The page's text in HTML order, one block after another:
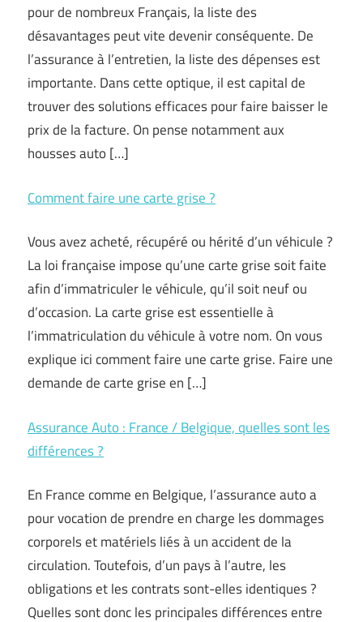
pour de nombreux Français, la liste des
désavantages peut vite devenir conséquente. De
l’assurance à l’entretien, la liste des dépenses est
importante. Dans cette optique, il est capital de
trouver des solutions efficaces pour faire baisser le
prix de la facture. On pense notamment aux
housses auto […]
Comment faire une carte grise ?
Vous avez acheté, récupéré ou hérité d’un véhicule ?
La loi française impose qu’une carte grise soit faite
afin d’immatriculer le véhicule, qu’il soit neuf ou
d’occasion. La carte grise est essentielle à
l’immatriculation du véhicule à votre nom. On vous
explique ici comment faire une carte grise. Faire une
demande de carte grise en […]
Assurance Auto : France / Belgique, quelles sont les
différences ?
En France comme en Belgique, l’assurance auto a
pour vocation de prendre en charge les dommages
corporels et matériels liés à un accident de la
circulation. Toutefois, d’un pays à l’autre, les
obligations et les contrats sont-elles identiques ?
Quelles sont donc les principales différences entre